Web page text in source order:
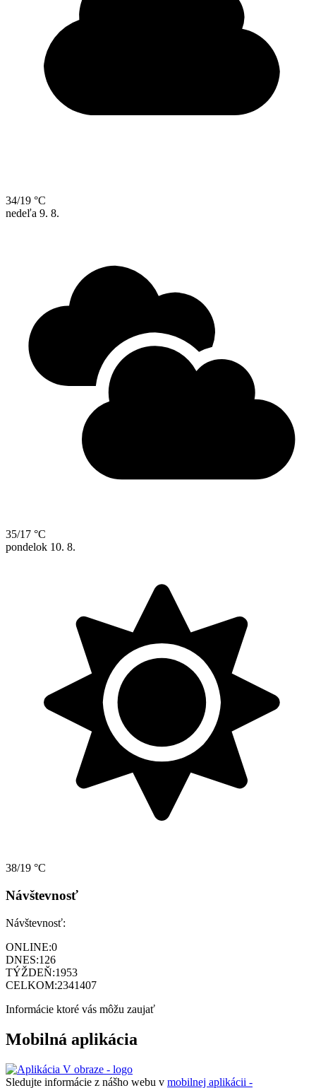
34/19 °C
nedeľa 9. 8.
35/17 °C
pondelok 10. 8.
38/19 °C
Návštevnosť
Návštevnosť:
ONLINE:0
DNES:126
TÝŽDEŇ:1953
CELKOM:2341407
Informácie ktoré vás môžu zaujať
Mobilná aplikácia
Sledujte informácie z nášho webu v mobilnej aplikácii -